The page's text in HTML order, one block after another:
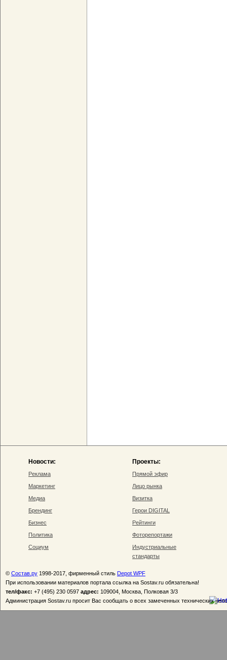
Новости:
Реклама
Маркетинг
Медиа
Брендинг
Бизнес
Политика
Социум
Проекты:
Прямой эфир
Лицо рынка
Визитка
Герои DIGITAL
Рейтинги
Фоторепортажи
Индустриальные
стандарты
© Состав.ру 1998-2017, фирменный стиль Depot WPF
При использовании материалов портала ссылка на Sostav.ru обязательна!
тел/факс: +7 (495) 230 0597 адрес: 109004, Москва, Полковая 3/3
Администрация Sostav.ru просит Вас сообщать о всех замеченных технических